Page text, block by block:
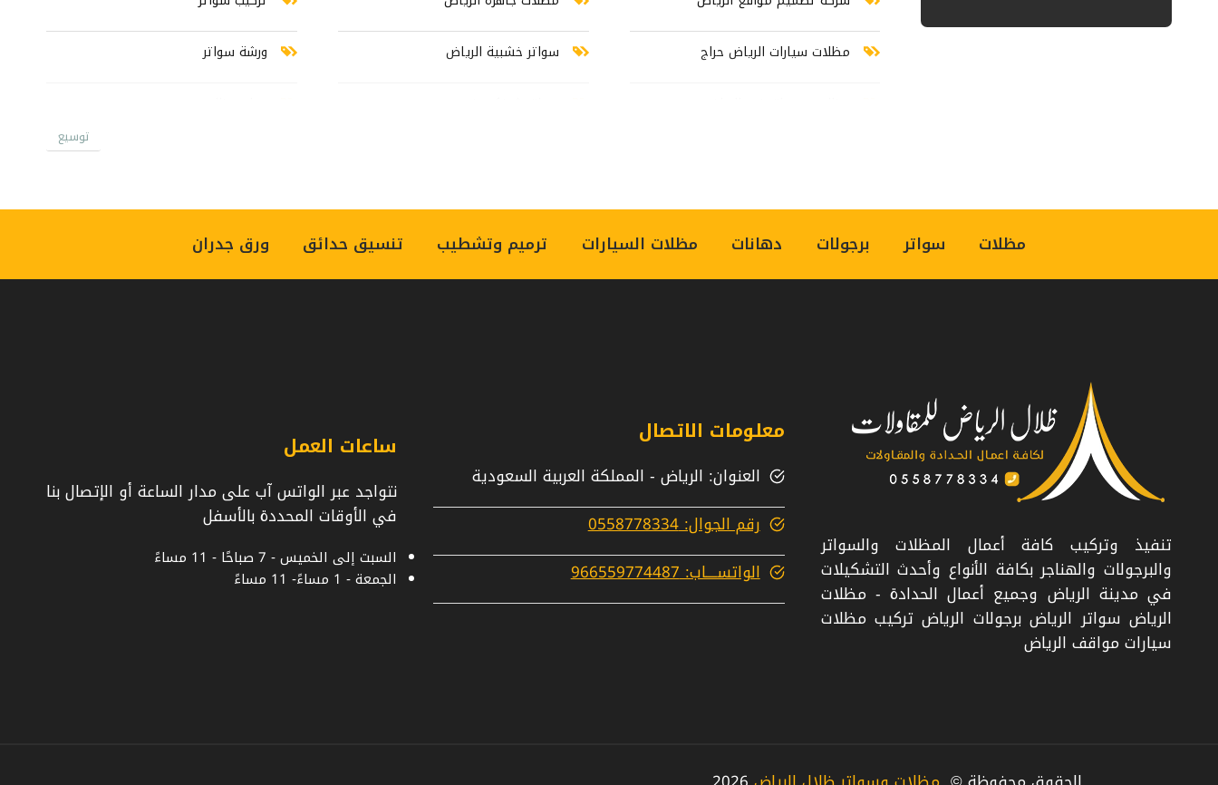
مظلات سيارات الرياض حراج سواتر خشبية الرياض ورشة سواتر
توسيع
مظلات سواتر برجولات دهانات مظلات السيارات ترميم وتشطيب تنسيق حدائق ورق جدران
تنفيذ وتركيب كافة أعمال المظلات والسواتر
والبرجولات والهناجر بكافة الأنواع وأحدث التشكيلات
في مدينة الرياض وجميع أعمال الحدادة - مظلات
الرياض سواتر الرياض برجولات الرياض تركيب مظلات
سيارات مواقف الرياض
معلومات الاتصال
العنوان: الرياض - المملكة العربية السعودية
رقم الجوال: 0558778334
الواتســــاب: 966559774487
ساعات العمل
نتواجد عبر الواتس آب على مدار الساعة أو الإتصال بنا
في الأوقات المحددة بالأسفل
السبت إلى الخميس - 7 صباحًا - 11 مساءً
الجمعة - 1 مساءً- 11 مساءً